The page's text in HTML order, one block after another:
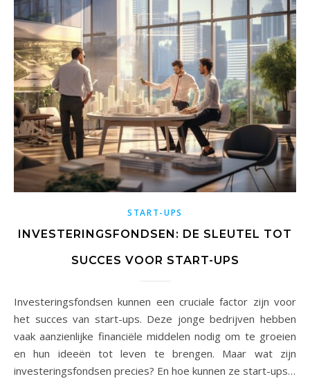
START-UPS
INVESTERINGSFONDSEN: DE SLEUTEL TOT
SUCCES VOOR START-UPS
Investeringsfondsen kunnen een cruciale factor zijn voor
het succes van start-ups. Deze jonge bedrijven hebben
vaak aanzienlijke financiële middelen nodig om te groeien
en hun ideeën tot leven te brengen. Maar wat zijn
investeringsfondsen precies? En hoe kunnen ze start-ups…